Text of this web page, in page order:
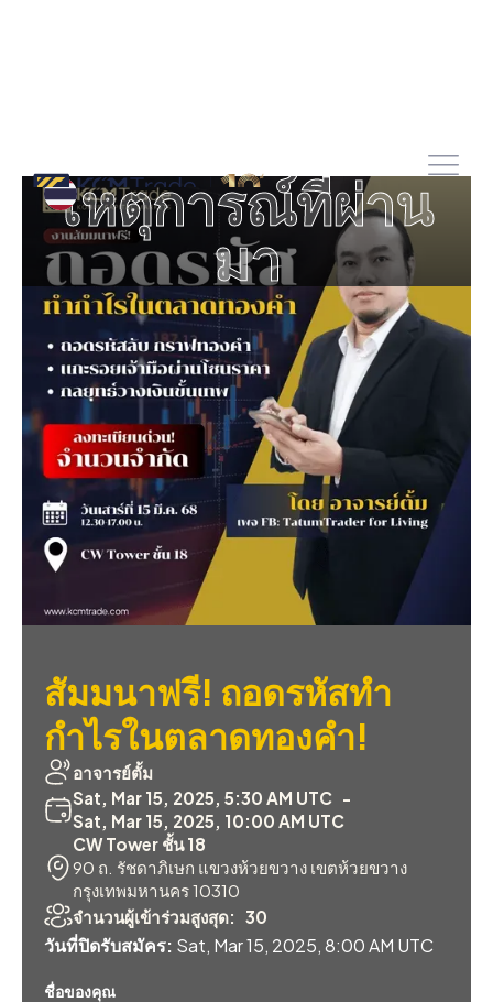
สัมมนาฟรี! ถอดรหัสทำ
กำไรในตลาดทองคำ!
อาจารย์ตั้ม
Sat, Mar 15, 2025, 5:30 AM UTC -
Sat, Mar 15, 2025, 10:00 AM UTC
CW Tower ชั้น 18
90 ถ. รัชดาภิเษก แขวงห้วยขวาง เขตห้วยขวาง
กรุงเทพมหานคร 10310
จำนวนผู้เข้าร่วมสูงสุด: 30
วันที่ปิดรับสมัคร: Sat, Mar 15, 2025, 8:00 AM UTC
ชื่อของคุณ
เหตุการณ์ที่ผ่าน
มา